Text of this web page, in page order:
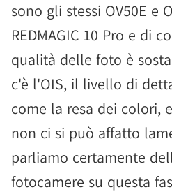
sono gli stessi OV50E e
REDMAGIC 10 Pro e di
qualità delle foto è
c'è l'OIS, il livello di
come la resa dei colori,
non ci si può affatto
parliamo certamente
fotocamere su questa